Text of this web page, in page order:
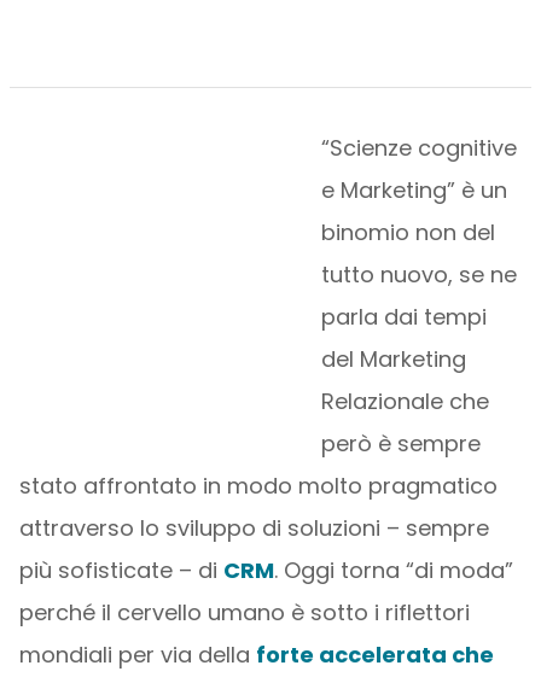
“Scienze cognitive
e Marketing” è un
binomio non del
tutto nuovo, se ne
parla dai tempi
del Marketing
Relazionale che
però è sempre
stato affrontato in modo molto pragmatico
attraverso lo sviluppo di soluzioni – sempre
più sofisticate – di CRM. Oggi torna “di moda”
perché il cervello umano è sotto i riflettori
mondiali per via della forte accelerata che